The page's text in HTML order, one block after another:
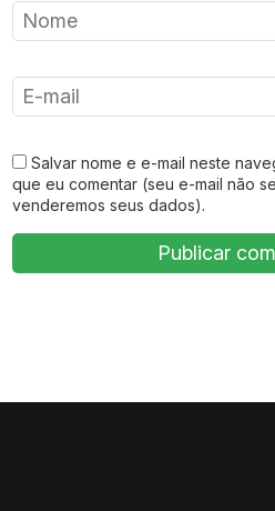
Salvar nome e e-mail neste
que eu comentar (seu e-mail não
venderemos seus dados).